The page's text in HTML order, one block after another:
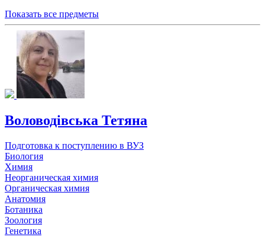
Показать все предметы
Воловодівська Тетяна
Подготовка к поступлению в ВУЗ
Биология
Химия
Неорганическая химия
Органическая химия
Анатомия
Ботаника
Зоология
Генетика